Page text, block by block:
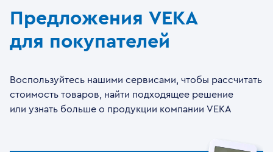
Предложения VEKA
для покупателей
Воспользуйтесь нашими сервисами, чтобы рассчитать
стоимость товаров, найти подходящее решение
или узнать больше о продукции компании VEKA